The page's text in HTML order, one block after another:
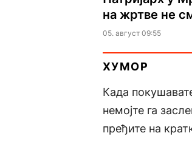
на жртве не
05. август 09:55
ХУМОР
Када
немојте га
пређите на